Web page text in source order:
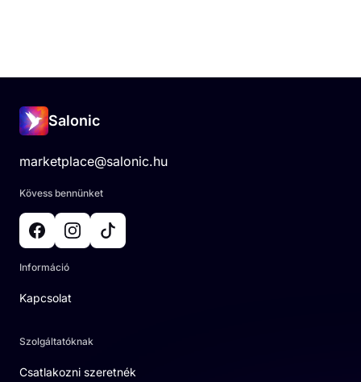
Salonic
marketplace@salonic.hu
Kövess bennünket
Információ
Kapcsolat
Szolgáltatóknak
Csatlakozni szeretnék